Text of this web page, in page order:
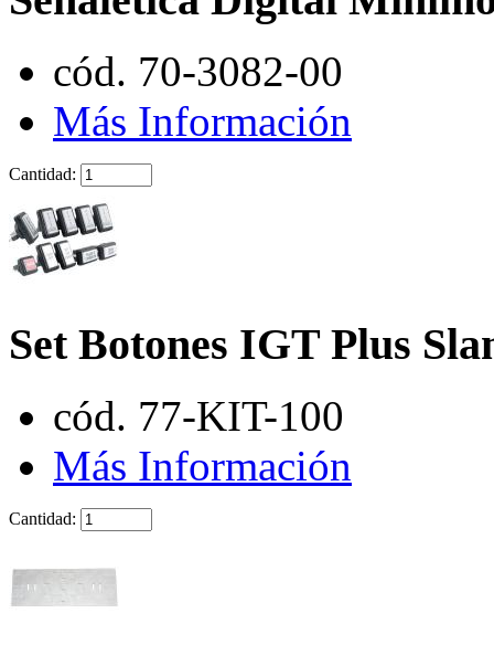
cód. 70-3082-00
Más Información
Cantidad:
Set Botones IGT Plus
cód. 77-KIT-100
Más Información
Cantidad: